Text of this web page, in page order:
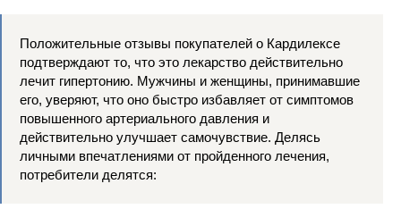
Положительные отзывы покупателей о Кардилексе
подтверждают то, что это лекарство действительно
лечит гипертонию. Мужчины и женщины, принимавшие
его, уверяют, что оно быстро избавляет от симптомов
повышенного артериального давления и
действительно улучшает самочувствие. Делясь
личными впечатлениями от пройденного лечения,
потребители делятся: